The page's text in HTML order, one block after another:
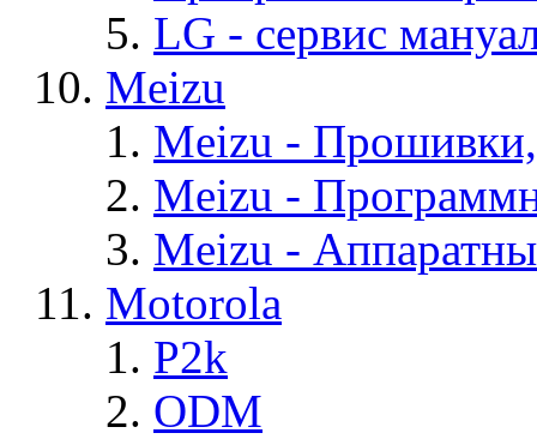
LG - cервис
Meizu
Meizu -
Meizu -
Meizu -
Motorola
P2k
ODM